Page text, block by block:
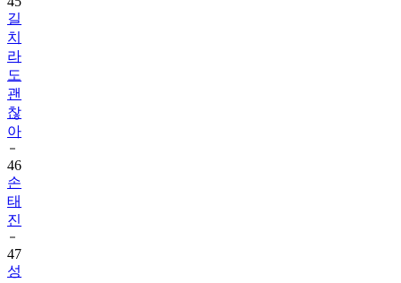
길
치
라
도
괜
찮
아
46
손
태
진
47
성